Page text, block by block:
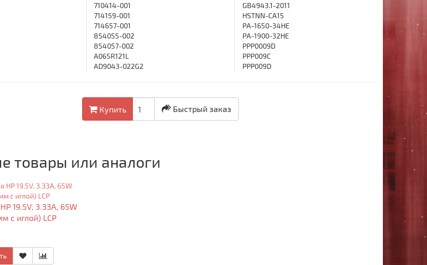
710414-001
714159-001
714657-001
854055-002
854057-002
A065R121L
AD9043-022G2
GB4943.1-2011
HSTNN-CA15
PA-1650-34HE
PA-1900-32HE
PPP0009D
PPP009C
PPP009D
Купить Быстрый заказ
товары или аналоги
19.5V, 3.33A, 65W
с иглой) LCP